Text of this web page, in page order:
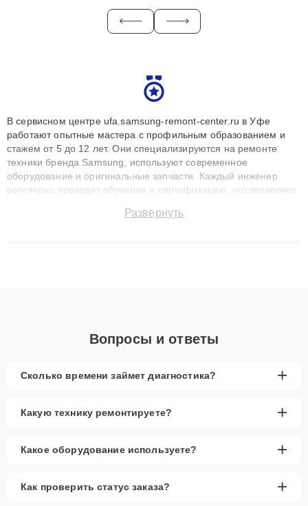
В сервисном центре ufa.samsung-remont-center.ru в Уфе
работают опытные мастера с профильным образованием и
стажем от 5 до 12 лет. Они специализируются на ремонте
техники бренда Samsung, используют современное
оборудование и оригинальные запчасти. Каждый инженер
регулярно проходит обучение и сертификацию, что позволяет
технику с сохранением гарантии до 3 лет. Наши мастера
Развернуть
Вопросы и ответы
Сколько времени займет диагностика? +
Какую технику ремонтируете? +
Какое оборудование используете? +
Как проверить статус заказа? +